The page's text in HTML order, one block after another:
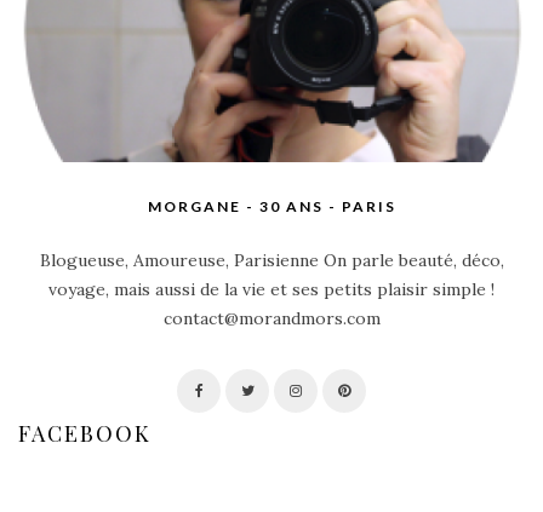
MORGANE - 30 ANS - PARIS
Blogueuse, Amoureuse, Parisienne On parle beauté, déco,
voyage, mais aussi de la vie et ses petits plaisir simple !
contact@morandmors.com
FACEBOOK